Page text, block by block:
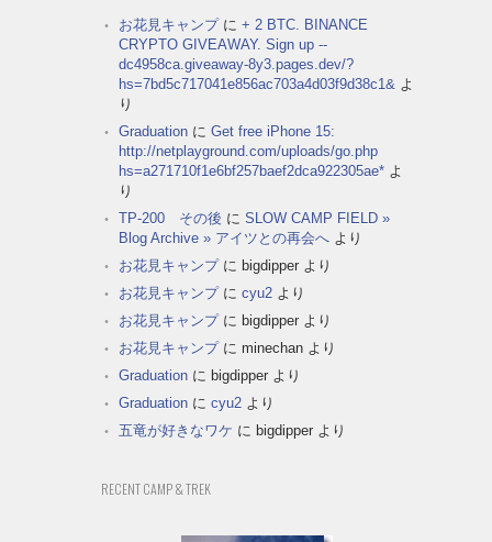
お花見キャンプに + 2 BTC. BINANCE
CRYPTO GIVEAWAY. Sign up --
dc4958ca.giveaway-8y3.pages.dev/?
hs=7bd5c717041e856ac703a4d03f9d38c1& よ
り
Graduation に Get free iPhone 15:
http://netplayground.com/uploads/go.php
hs=a271710f1e6bf257baef2dca922305ae* よ
り
TP-200 その後 に SLOW CAMP FIELD »
Blog Archive » アイツとの再会へ より
お花見キャンプに bigdipper より
お花見キャンプに cyu2 より
お花見キャンプに bigdipper より
お花見キャンプに minechan より
Graduation に bigdipper より
Graduation に cyu2 より
五竜が好きなワケ に bigdipper より
RECENT CAMP & TREK